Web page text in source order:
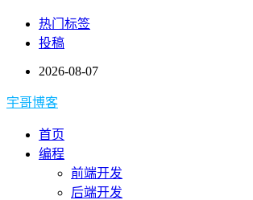
热门标签
投稿
2026-08-07
宇哥博客
首页
编程
前端开发
后端开发